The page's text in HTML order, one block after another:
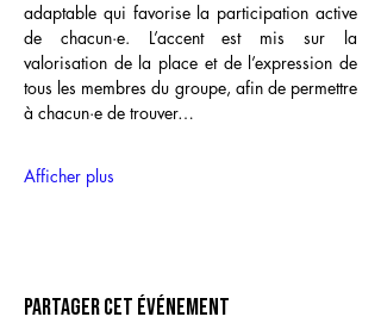
adaptable qui favorise la participation active
de chacun·e. L’accent est mis sur la
valorisation de la place et de l’expression de
tous les membres du groupe, afin de permettre
à chacun·e de trouver…
Afficher plus
Partager cet événement